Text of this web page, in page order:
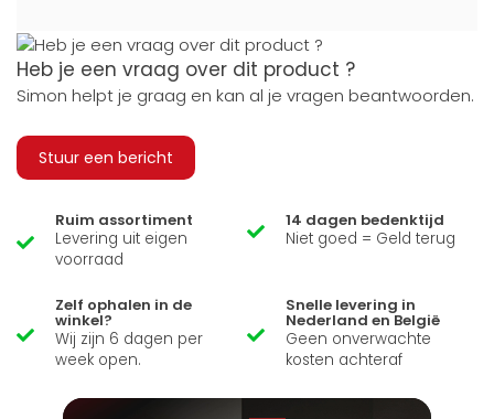
Heb je een vraag over dit product ?
Simon helpt je graag en kan al je vragen beantwoorden.
Stuur een bericht
Ruim assortiment
Levering uit eigen
voorraad
14 dagen bedenktijd
Niet goed = Geld terug
Zelf ophalen in de
winkel?
Wij zijn 6 dagen per
week open.
Snelle levering in
Nederland en België
Geen onverwachte
kosten achteraf